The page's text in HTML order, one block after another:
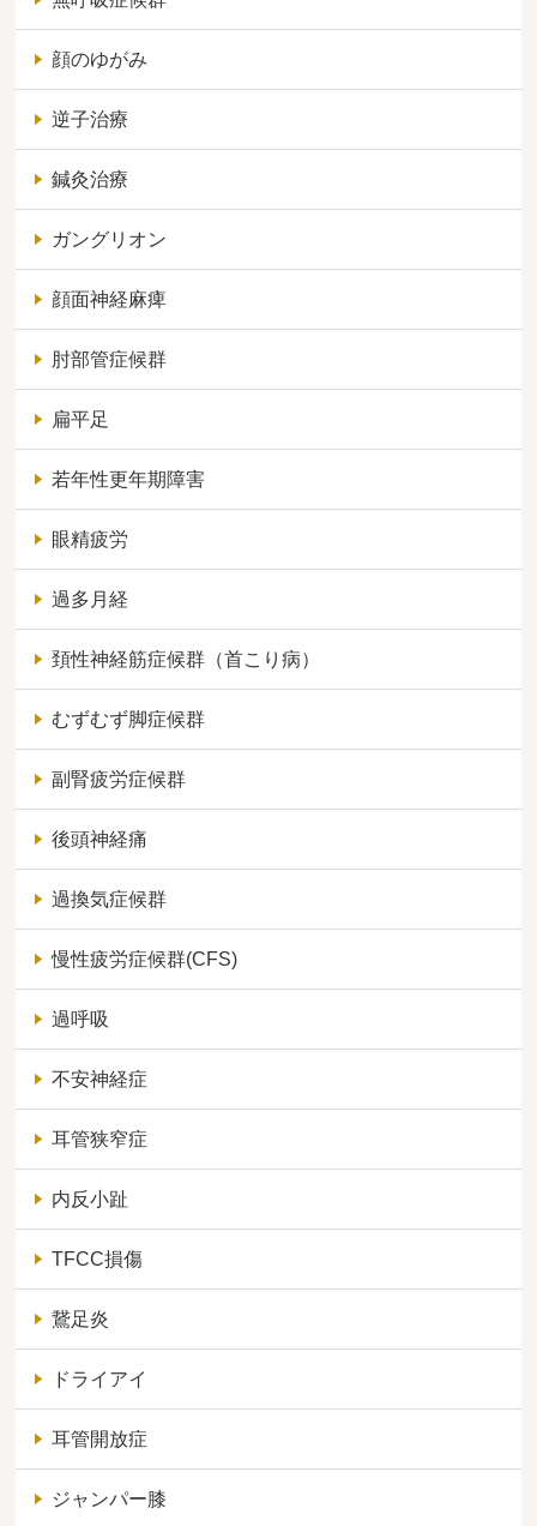
顔のゆがみ
逆子治療
鍼灸治療
ガングリオン
顔面神経麻痺
肘部管症候群
扁平足
若年性更年期障害
眼精疲労
過多月経
頚性神経筋症候群（首こり病）
むずむず脚症候群
副腎疲労症候群
後頭神経痛
過換気症候群
慢性疲労症候群(CFS)
過呼吸
不安神経症
耳管狭窄症
内反小趾
TFCC損傷
鵞足炎
ドライアイ
耳管開放症
ジャンパー膝